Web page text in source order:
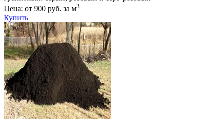
Цена: от 900 руб. за м3
Купить